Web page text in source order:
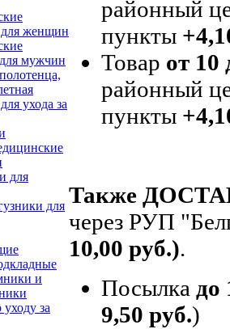
женщин
мужчин
ухода за
для
для
и
за
районный
пункты
Товар от 10
районный
пункты
Также
через РУП
10,00 руб.).
Посылка до
9,50 руб.)